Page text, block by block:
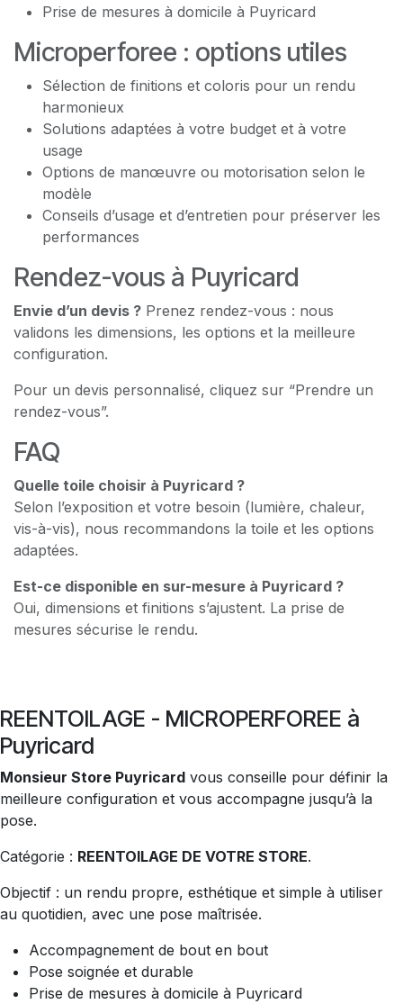
Prise de mesures à domicile à Puyricard
Microperforee : options utiles
Sélection de finitions et coloris pour un rendu
harmonieux
Solutions adaptées à votre budget et à votre
usage
Options de manœuvre ou motorisation selon le
modèle
Conseils d’usage et d’entretien pour préserver les
performances
Rendez-vous à Puyricard
Envie d’un devis ? Prenez rendez-vous : nous
validons les dimensions, les options et la meilleure
configuration.
Pour un devis personnalisé, cliquez sur “Prendre un
rendez-vous”.
FAQ
Quelle toile choisir à Puyricard ?
Selon l’exposition et votre besoin (lumière, chaleur,
vis-à-vis), nous recommandons la toile et les options
adaptées.
Est-ce disponible en sur-mesure à Puyricard ?
Oui, dimensions et finitions s’ajustent. La prise de
mesures sécurise le rendu.
REENTOILAGE - MICROPERFOREE à
Puyricard
Monsieur Store Puyricard vous conseille pour définir la
meilleure configuration et vous accompagne jusqu’à la
pose.
Catégorie : REENTOILAGE DE VOTRE STORE.
Objectif : un rendu propre, esthétique et simple à utiliser
au quotidien, avec une pose maîtrisée.
Accompagnement de bout en bout
Pose soignée et durable
Prise de mesures à domicile à Puyricard